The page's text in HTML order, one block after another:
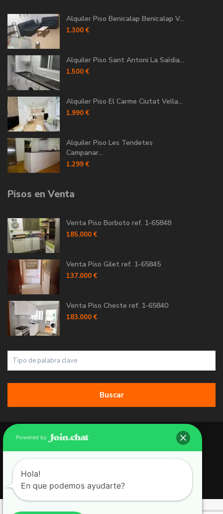
Alquiler Piso Benicalap Benicalap V...
1.300 €
Alquiler Piso Sant Antoni La Saïdia...
1.500 €
Alquiler Piso El Carme Ciutat Vella...
1.990 €
Alquiler Piso Les Tendetes
Campanar...
1.299 €
Pisos en Venta
Venta Piso Borboto ref. 1-65848
185.000 €
Venta Piso Gilet ref. 1-65845
137.000 €
Venta Piso Cheste ref. 1-65840
183.000 €
Buscar
Copyright 2026 | Grupo 90 inmobiliarias. All Rights Reserved.
Política de Cookies
Política de Privacidad
Aviso Legal
Powered by
Hola!
En que podemos ayudarte?